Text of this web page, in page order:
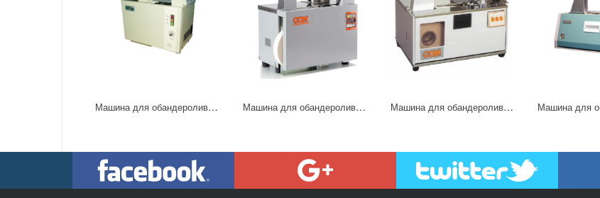
Машина для обандероливания YL-200P Машина для обандероливания COM BBF Машина для обандероливания COM JD 240